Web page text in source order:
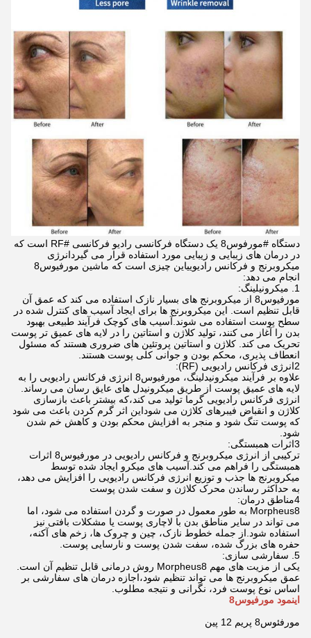
دستگاه #مورفوس8 یک دستگاه فرکانسی رادیو فرکانسی #RF است که
در درمان های زیبایی و زیبایی مورد استفاده قرار می گیردانرژی
میکروبرنج و فرکانس رادیوییاین چیزی است که ماشین مورفیوس8
انجام می دهد:
1. میکرونیلینگ:
مورفیوس8 از میکروبرنج های بسیار نازک استفاده می کند که عمق آن
قابل تنظیم است. این میکروبرنج ها برای ایجاد آسیب های کنترل شده در
سطح پوست استفاده می شوند.آسیب های کوچک فرآیند طبیعی بهبود
بدن را آغاز می کنند، تولید کلاژن و استاتین را در لایه های عمیق تر پوست
تحریک می کند. کلاژن و استاتین پروتئین های ضروری هستند که مسئول
انعطاف پذیری، محکم بودن و جوانی کلی پوست هستند.
2انرژی فرکانس رادیویی (RF):
علاوه بر فرآیند میکرونیدلینگ، مورفیوس8 انرژی فرکانس رادیویی را به
لایه های عمیق پوست از طریق میکرونیدل های عایق رسان می رساند.
انرژی فرکانس رادیویی گرما تولید می کند،که بیشتر باعث بازسازی
کلاژن و انقباض فیبرهای کلاژن می شوداین اثر گرم کردن باعث می شود
که پوست تنگ شود و منجر به افزایش محکم بودن و کاهش خم شدن
شود.
3اثرات همبستگی:
ترکیبی از انرژی میکروبرنج و فرکانس رادیویی در مورفیوس8 اثرات
همبستگی را فراهم می کند.آسیب های میکرو ایجاد شده توسط
میکروبرنج ها جذب و توزیع انرژی فرکانس رادیویی را افزایش می دهد،
به حداکثر رساندن محرک کلاژن و سفت شدن پوست
4مناطق درمان:
Morpheus8 به طور معمول در صورت و گردن استفاده می شود، اما
می تواند در سایر مناطق بدن با لاچاری پوست یا مشکلات بافتی نیز
استفاده شود.از جمله خطوط نازک، چین و چروک ها، زخم های آکنه،
حفره های بزرگ شده، سفت شدن پوست و نارسایی پوست.
5. سفارشی سازی:
یکی از مزیت های مهم Morpheus8 روش درمانی قابل تنظیم آن است.
عمق میکروبرنج ها می تواند تنظیم شود،اجازه درمان های سفارشی بر
اساس نوع پوست فرد، نگرانی و نتیجه مطلوب.
اينمود مورفيوس8
مورفئوس8 پريم 12 پين